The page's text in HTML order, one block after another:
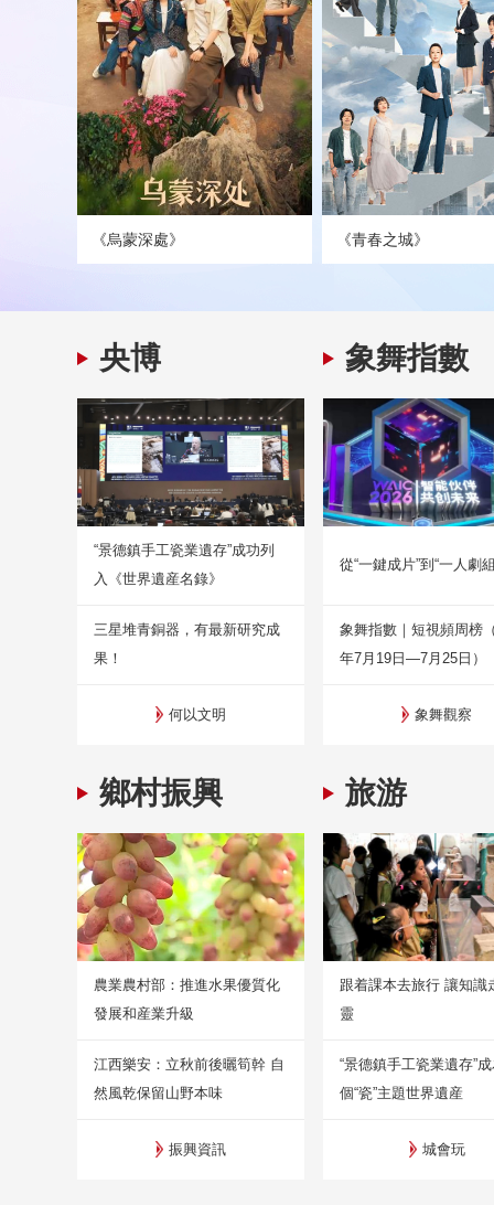
《烏蒙深處》 《青春之城》
央博
“景德鎮手工瓷業遺存”成功列
入《世界遺産名錄》
三星堆青銅器，有最新研究成
果！
何以文明
象舞指數
從“一鍵成片”到“一人劇
象舞指數｜短視頻周榜
年7月19日—7月25日）
象舞觀察
鄉村振興
農業農村部：推進水果優質化
發展和産業升級
江西樂安：立秋前後曬筍幹 自
然風乾保留山野本味
振興資訊
旅游
跟着課本去旅行 讓知識
靈
“景德鎮手工瓷業遺存”
個“瓷”主題世界遺産
城會玩